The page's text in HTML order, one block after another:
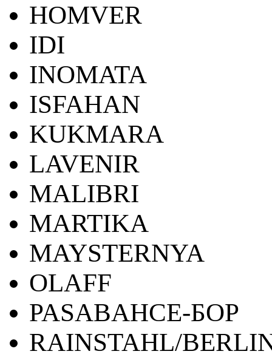
HOMVER
IDI
INOMATA
ISFAHAN
KUKMARA
LAVENIR
MALIBRI
MARTIKA
MAYSTERNYA
OLAFF
PASABAHCE-БОР
RAINSTAHL/